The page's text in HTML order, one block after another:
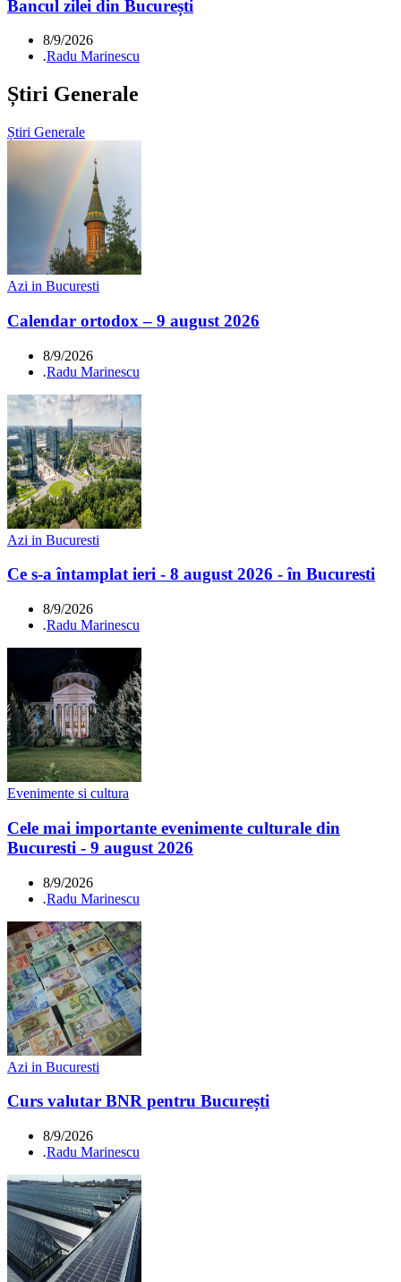
Bancul zilei din București
8/9/2026
.Radu Marinescu
Știri Generale
Știri Generale
Azi in Bucuresti
Calendar ortodox – 9 august 2026
8/9/2026
.Radu Marinescu
Azi in Bucuresti
Ce s-a întamplat ieri - 8 august 2026 - în Bucuresti
8/9/2026
.Radu Marinescu
Evenimente si cultura
Cele mai importante evenimente culturale din
Bucuresti - 9 august 2026
8/9/2026
.Radu Marinescu
Azi in Bucuresti
Curs valutar BNR pentru București
8/9/2026
.Radu Marinescu